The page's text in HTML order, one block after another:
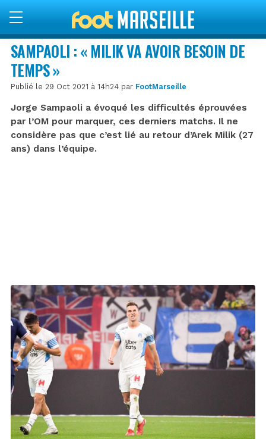
SAMPAOLI : « MILIK VA AVOIR BESOIN DE
TEMPS »
Publié le 29 Oct 2021 à 14h24 par FootMarseille
Jorge Sampaoli a évoqué les difficultés éprouvées
par l’OM pour marquer, ces derniers matchs. Il ne
considère pas que c’est lié au retour d’Arek Milik (27
ans) dans l’équipe.